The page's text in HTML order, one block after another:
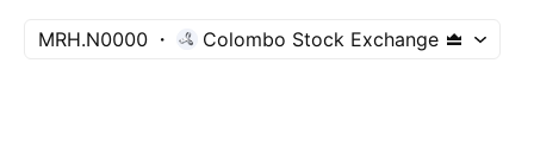
MRH.N0000 Colombo Stock Exchange